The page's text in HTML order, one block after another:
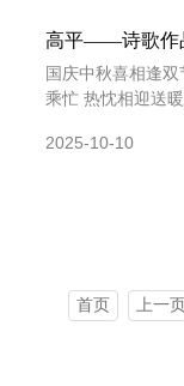
高平——诗歌作
国庆中秋喜相逢
乘忙 热忱相迎送
2025-10-10
首页 上一页